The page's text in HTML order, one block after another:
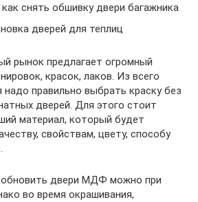
снять обшивку двери багажника
дверей для теплиц
рынок предлагает огромный
красок, лаков. Из всего
надо правильно выбрать краску без
дверей. Для этого стоит
материал, который будет
свойствам, цвету, способу
двери МДФ можно при
во время окрашивания,